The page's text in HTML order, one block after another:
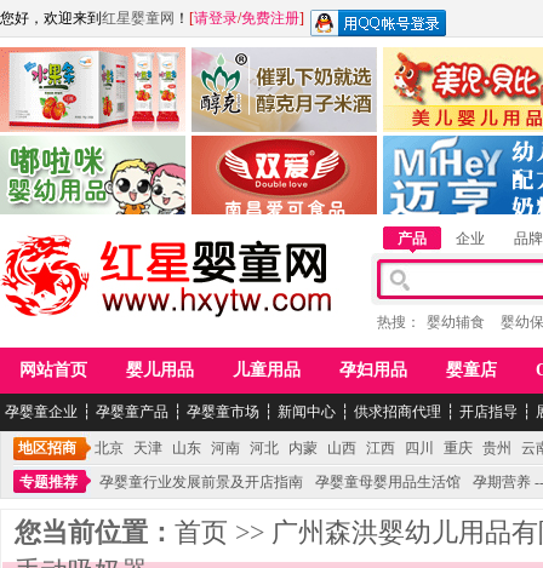
您好，欢迎来到 红星婴童网 ！ [请登录/免费注册]
江西麦嘟嘟食品有限公司
青岛嘟啦咪婴幼儿用品公司
江西醇之客月子米酒 惠州市美儿婴儿用品
湖南迈亨母婴用品有限
产品 企业 品牌
热搜： 婴幼辅食 婴幼
网站首页 婴儿用品 儿童用品 孕妇用品 婴童店
孕婴童企业 ┆ 孕婴童产品 ┆ 孕婴童市场 ┆ 新闻中心 ┆ 供求招商代理 ┆ 开店指导 ┆
地区招商 北京 天津 山东 河南 河北 内蒙 山西 江西 四川 重庆 贵州
云
专题推荐
孕婴童行业发展前景及开店指南 孕婴童母婴用品生活馆 孕期营养
您当前位置： 首页 >> 广州森洪婴幼儿用品